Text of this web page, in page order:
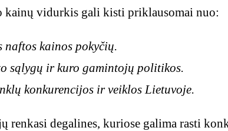
kainų vidurkis gali kisti priklausomai nuo:
naftos kainos pokyčių.
sąlygų ir kuro gamintojų politikos.
konkurencijos ir veiklos Lietuvoje.
renkasi degalines, kuriose galima rasti